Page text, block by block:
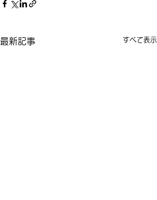
最新記事 すべて表示